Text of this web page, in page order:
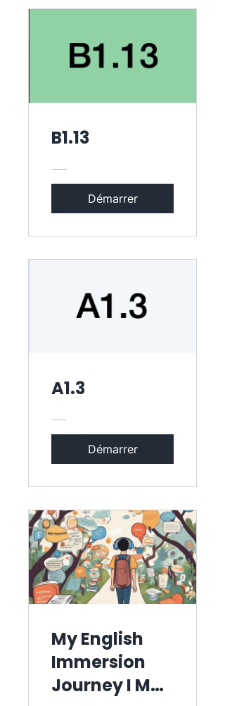
B1.13
Démarrer
A1.3
Démarrer
My English
Immersion
Journey I Mon